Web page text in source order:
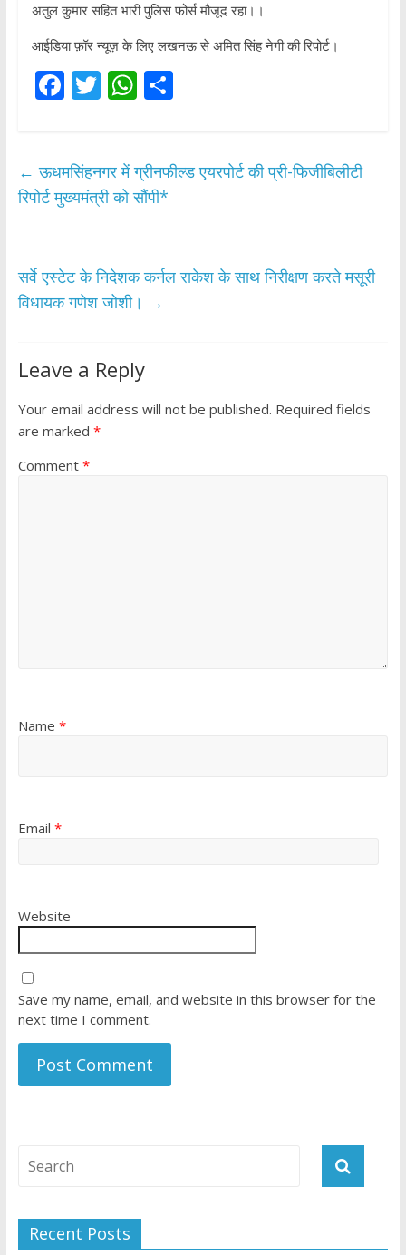
अतुल कुमार सहित भारी पुलिस फोर्स मौजूद रहा।।
आईडिया फ़ॉर न्यूज़ के लिए लखनऊ से अमित सिंह नेगी की रिपोर्ट।
F
b
o
T
er
W
s
A
S
e
← ऊधमसिंहनगर में ग्रीनफील्ड एयरपोर्ट की प्री-फिजीबिलीटी
रिपोर्ट मुख्यमंत्री को सौंपी*
सर्वे एस्टेट के निदेशक कर्नल राकेश के साथ निरीक्षण करते मसूरी
विधायक गणेश जोशी। →
Leave a Reply
Your email address will not be published. Required fields
are marked *
Comment *
Name *
Email *
Website
Save my name, email, and website in this browser for the
next time I comment.
Recent Posts